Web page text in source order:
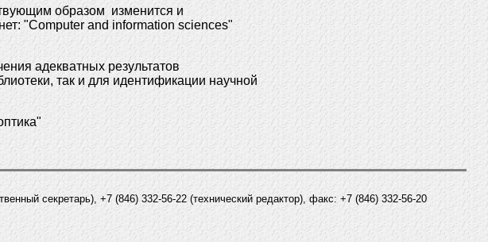
образом изменится и
"Computer and information sciences"
адекватных результатов
так и для идентификации научной
секретарь), +7 (846) 332-56-22 (технический редактор), факс: +7 (846) 332-56-20